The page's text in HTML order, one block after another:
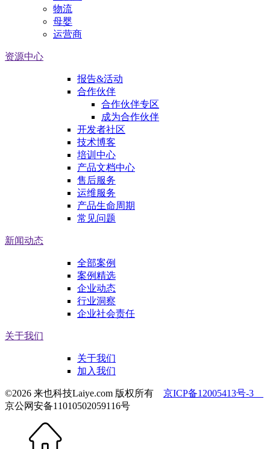
物流
母婴
运营商
资源中心
报告&活动
合作伙伴
合作伙伴专区
成为合作伙伴
开发者社区
技术博客
培训中心
产品文档中心
售后服务
运维服务
产品生命周期
常见问题
新闻动态
全部案例
案例精选
企业动态
行业洞察
企业社会责任
关于我们
关于我们
加入我们
©2026 来也科技Laiye.com 版权所有 京ICP备12005413号-3
京公网安备11010502059116号